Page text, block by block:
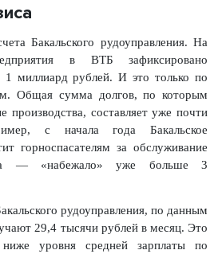
Бакальского рудоуправления. На
в ВТБ зафиксировано
1 миллиард рублей. И это только по
Общая сумма долгов, по которым
производства, составляет уже почти
с начала года Бакальское
горноспасателям за обслуживание
— «набежало» уже больше 3
рудоуправления, по данным
29,4 тысячи рублей в месяц. Это
уровня средней зарплаты по